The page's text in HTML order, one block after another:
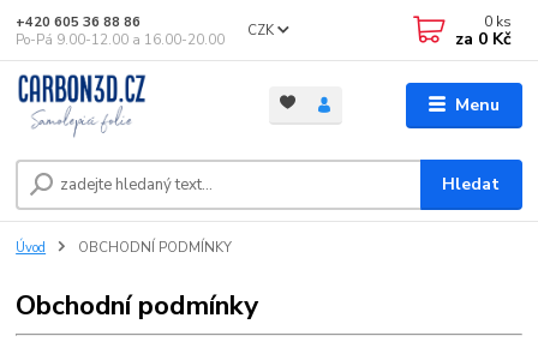
Menu
CZK
Hledat
+420 605 36 88 86
Po-Pá 9.00-12.00 a 16.00-20.00
0 ks
za 0 Kč
Úvod OBCHODNÍ PODMÍNKY
Obchodní podmínky